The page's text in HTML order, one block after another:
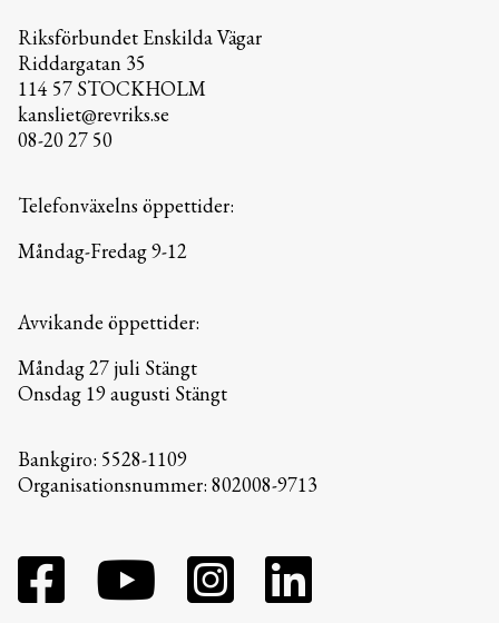
Riksförbundet Enskilda Vägar
Riddargatan 35
114 57 STOCKHOLM
kansliet@revriks.se
08-20 27 50
Telefonväxelns öppettider:
Måndag-Fredag 9-12
Avvikande öppettider:
Måndag 27 juli Stängt
Onsdag 19 augusti Stängt
Bankgiro: 5528-1109
Organisationsnummer: 802008-9713